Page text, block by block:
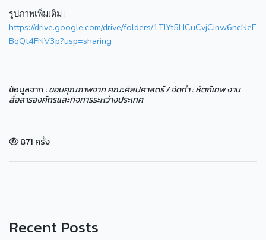
รูปภาพเพิ่มเติม :
https://drive.google.com/drive/folders/1TJYt5HCuCvjCinw6ncNeE-
BqQt4FNV3p?usp=sharing
ข้อมูลจาก :ขอบคุณภาพจาก คณะศิลปศาสตร์ / จัดทำ : หัตถ์เทพ งาน
สื่อสารองค์กรเเละกิจการระหว่างประเทศ
871 ครั้ง
Recent Posts